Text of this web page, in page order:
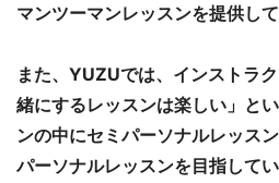
マンツーマンレッスンを提供して
また、YUZUでは、インストラ
緒にするレッスンは楽しい」と
ンの中にセミパーソナルレッス
パーソナルレッスンを目指してい